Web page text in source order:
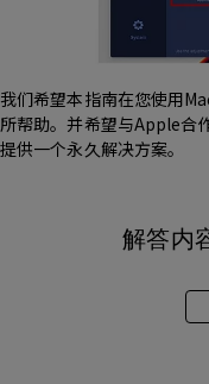
我们希望本指南在您使用
所帮助。并希望与Apple合
提供一个永久解决方案。
解答内